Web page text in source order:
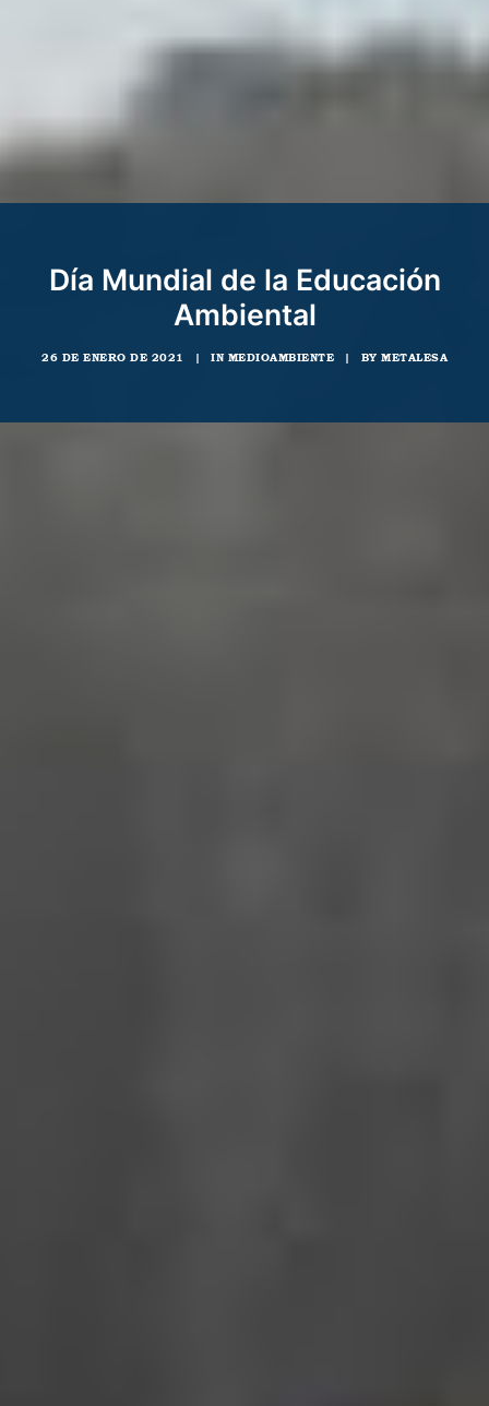
Día Mundial de la Educación
Ambiental
26 DE ENERO DE 2021 | IN MEDIOAMBIENTE | BY METALESA